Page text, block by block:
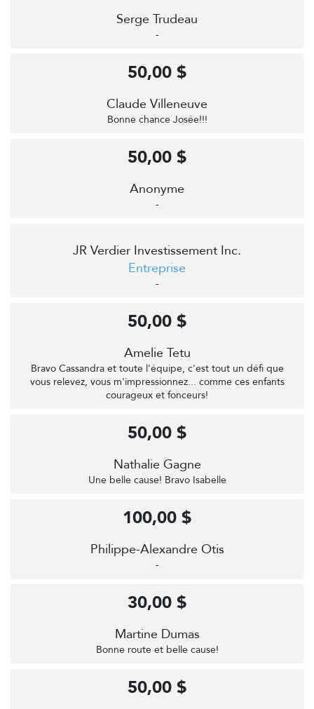
Serge Trudeau
-
Claude Villeneuve
Bonne chance Josée!!!
50,00 $
Anonyme
-
50,00 $
JR Verdier Investissement Inc.
Entreprise
-
Amelie Tetu
Bravo Cassandra et toute l'équipe, c'est tout un défi que
vous relevez, vous m'impressionnez... comme ces enfants
courageux et fonceurs!
50,00 $
Nathalie Gagne
Une belle cause! Bravo Isabelle
50,00 $
Philippe-Alexandre Otis
-
100,00 $
Martine Dumas
Bonne route et belle cause!
30,00 $
50,00 $